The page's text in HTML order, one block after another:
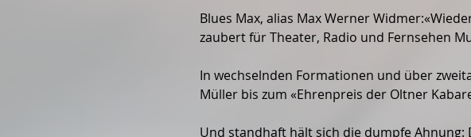
Blues Max, alias Max Werner
zaubert für Theater, Radio und Fernsehen
In wechselnden Formationen und über
Müller bis zum «Ehrenpreis der Oltner
Und standhaft hält sich die dumpfe Ahnung: